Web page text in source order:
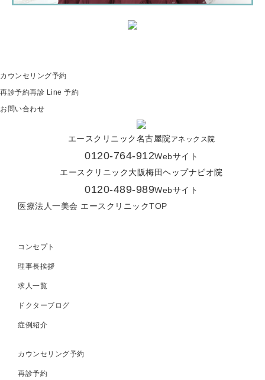
カウンセリング予約
再診予約再診 Line 予約
お問い合わせ
エースクリニック名古屋院 アネックス院
0120-764-912Webサイト
エースクリニック大阪梅田ヘップナビオ院
0120-489-989Webサイト
医療法人一美会 エースクリニックTOP
コンセプト
理事長挨拶
求人一覧
ドクターブログ
症例紹介
カウンセリング予約
再診予約